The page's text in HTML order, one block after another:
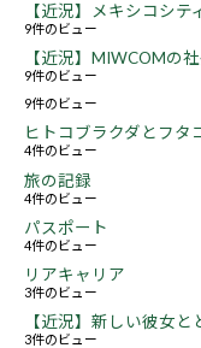
【近況】メキシコシテ
9件のビュー
【近況】MIWCOMの
9件のビュー
9件のビュー
ヒトコブラクダとフタ
4件のビュー
旅の記録
4件のビュー
パスポート
4件のビュー
リアキャリア
3件のビュー
【近況】新しい彼女と
3件のビュー